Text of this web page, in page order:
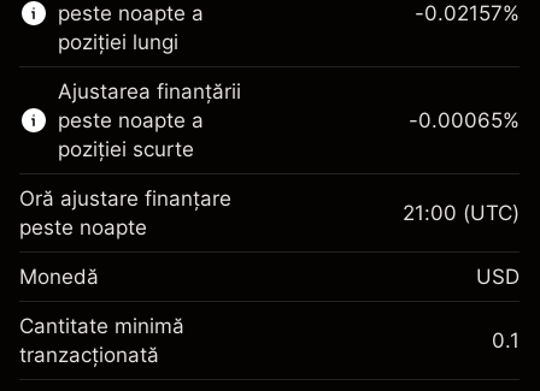
out-uri.
Aflați mai multe despre:
CFD-uri
Knock-out-uri
peste noapte a
poziției lungi
Marja. Investiția Dvs.
$1,000.00
Ajustare finanțare peste
noapte
Taxat la valoarea totală a
poziției
-0.021568
-0.02157%
Ajustarea finanțării
peste noapte a
poziției scurte
Marja. Investiția Dvs.
-0.00065%
Oră ajustare finanțare
peste noapte
21:00 (UTC)
Monedă USD
Cantitate minimă
tranzacționată
0.1